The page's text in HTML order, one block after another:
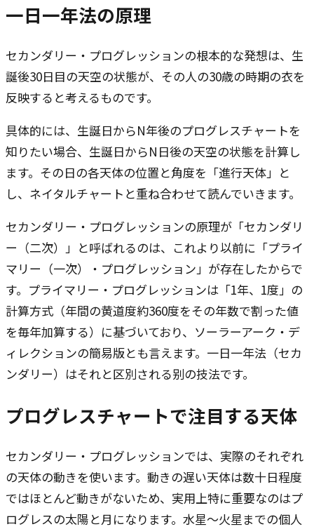
一日一年法の原理
セカンダリー・プログレッションの根本的な発想は、生
誕後30日目の天空の状態が、その人の30歳の時期の衣を
反映すると考えるものです。
具体的には、生誕日からN年後のプログレスチャートを
知りたい場合、生誕日からN日後の天空の状態を計算し
ます。その日の各天体の位置と角度を「進行天体」と
し、ネイタルチャートと重ね合わせて読んでいきます。
セカンダリー・プログレッションの原理が「セカンダリ
ー（二次）」と呼ばれるのは、これより以前に「プライ
マリー（一次）・プログレッション」が存在したからで
す。プライマリー・プログレッションは「1年、1度」の
計算方式（年間の黄道度約360度をその年数で割った値
を毎年加算する）に基づいており、ソーラーアーク・デ
ィレクションの簡易版とも言えます。一日一年法（セカ
ンダリー）はそれと区別される别の技法です。
プログレスチャートで注目する天体
セカンダリー・プログレッションでは、実際のそれぞれ
の天体の動きを使います。動きの遅い天体は数十日程度
ではほとんど動きがないため、実用上特に重要なのはプ
ログレスの太陽と月になります。水星～火星までの個人